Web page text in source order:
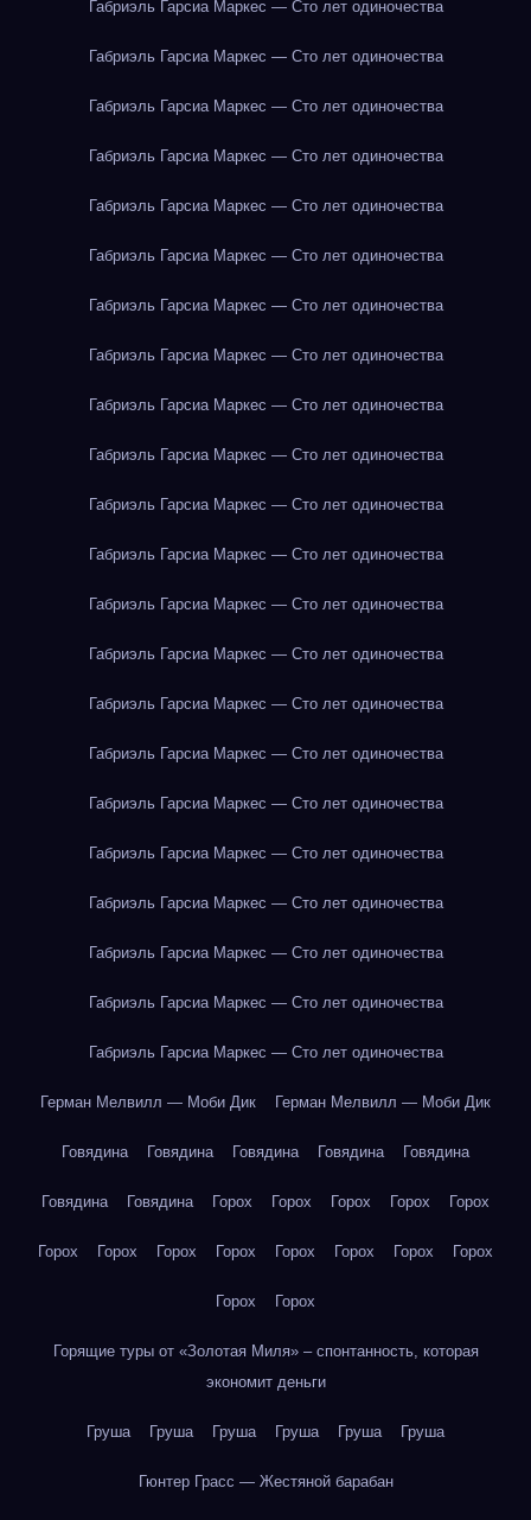
Габриэль Гарсиа Маркес — Сто лет одиночества
Габриэль Гарсиа Маркес — Сто лет одиночества
Габриэль Гарсиа Маркес — Сто лет одиночества
Габриэль Гарсиа Маркес — Сто лет одиночества
Габриэль Гарсиа Маркес — Сто лет одиночества
Габриэль Гарсиа Маркес — Сто лет одиночества
Габриэль Гарсиа Маркес — Сто лет одиночества
Габриэль Гарсиа Маркес — Сто лет одиночества
Габриэль Гарсиа Маркес — Сто лет одиночества
Габриэль Гарсиа Маркес — Сто лет одиночества
Габриэль Гарсиа Маркес — Сто лет одиночества
Габриэль Гарсиа Маркес — Сто лет одиночества
Габриэль Гарсиа Маркес — Сто лет одиночества
Габриэль Гарсиа Маркес — Сто лет одиночества
Габриэль Гарсиа Маркес — Сто лет одиночества
Габриэль Гарсиа Маркес — Сто лет одиночества
Габриэль Гарсиа Маркес — Сто лет одиночества
Габриэль Гарсиа Маркес — Сто лет одиночества
Габриэль Гарсиа Маркес — Сто лет одиночества
Габриэль Гарсиа Маркес — Сто лет одиночества
Габриэль Гарсиа Маркес — Сто лет одиночества
Габриэль Гарсиа Маркес — Сто лет одиночества
Герман Мелвилл — Моби Дик Герман Мелвилл — Моби Дик
Говядина Говядина Говядина Говядина Говядина
Говядина Говядина Горох Горох Горох Горох Горох
Горох Горох Горох Горох Горох Горох Горох Горох
Горох Горох
Горящие туры от «Золотая Миля» – спонтанность, которая
экономит деньги
Груша Груша Груша Груша Груша Груша
Гюнтер Грасс — Жестяной барабан